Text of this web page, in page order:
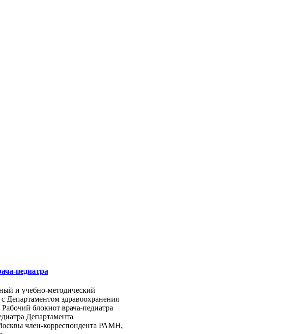
педиатра
и учебно-методический
Департаментом здравоохранения
блокнот врача-педиатра
Департамента
член-корреспондента РАМН,